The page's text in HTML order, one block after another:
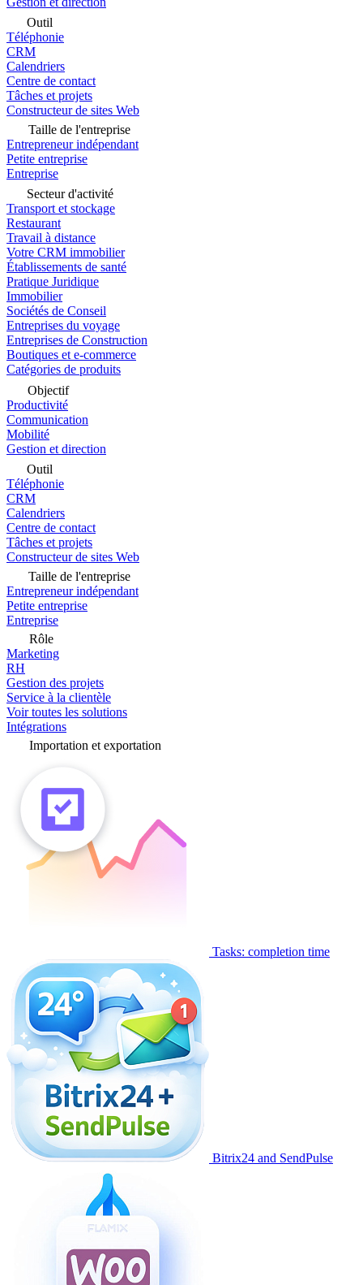
Outil
Téléphonie
CRM
Calendriers
Centre de contact
Tâches et projets
Constructeur de sites Web
Taille de l'entreprise
Entrepreneur indépendant
Petite entreprise
Entreprise
Secteur d'activité
Transport et stockage
Restaurant
Travail à distance
Votre CRM immobilier
Établissements de santé
Pratique Juridique
Immobilier
Sociétés de Conseil
Entreprises du voyage
Entreprises de Construction
Boutiques et e-commerce
Catégories de produits
Objectif
Productivité
Communication
Mobilité
Gestion et direction
Outil
Téléphonie
CRM
Calendriers
Centre de contact
Tâches et projets
Constructeur de sites Web
Taille de l'entreprise
Entrepreneur indépendant
Petite entreprise
Entreprise
Rôle
Marketing
RH
Gestion des projets
Service à la clientèle
Voir toutes les solutions
Intégrations
Importation et exportation
Tasks: completion time
Bitrix24 and SendPulse